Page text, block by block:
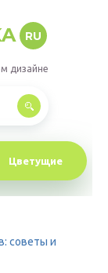
RU
дизайне
Цветущие
советы и